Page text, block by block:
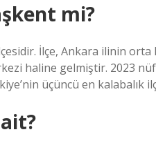
mi?
İlçe, Ankara ilinin orta
haline gelmiştir. 2023
üçüncü en kalabalık